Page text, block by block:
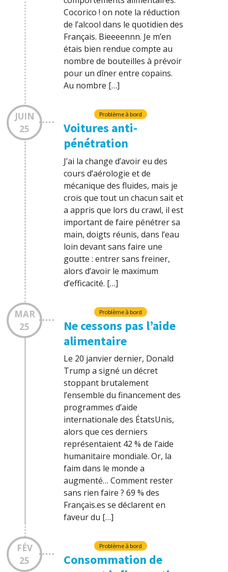
Cocorico ! on note la réduction
de l’alcool dans le quotidien des
Français. Bieeeennn. Je m’en
étais bien rendue compte au
nombre de bouteilles à prévoir
pour un dîner entre copains.
Au nombre […]
JUIN
25
Problème à bord
Voitures anti-
pénétration
J’ai la change d’avoir eu des
cours d’aérologie et de
mécanique des fluides, mais je
crois que tout un chacun sait et
a appris que lors du crawl, il est
important de faire pénétrer sa
main, doigts réunis, dans l’eau
loin devant sans faire une
goutte : entrer sans freiner,
alors d’avoir le maximum
d’efficacité. […]
MAR
25
Problème à bord
Ne cessons pas l’aide
alimentaire
Le 20 janvier dernier, Donald
Trump a signé un décret
stoppant brutalement
l’ensemble du financement des
programmes d’aide
internationale des ÉtatsUnis,
alors que ces derniers
représentaient 42 % de l’aide
humanitaire mondiale. Or, la
faim dans le monde a
augmenté… Comment rester
sans rien faire ? 69 % des
Français.es se déclarent en
faveur du […]
FÉV
25
Problème à bord
Consommation de